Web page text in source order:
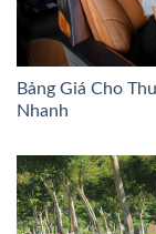
Bảng Giá Cho
Nhanh